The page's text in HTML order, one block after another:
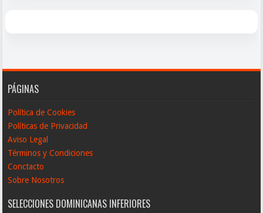
PÁGINAS
Política de Cookies
Políticas de Privacidad
Aviso Legal
Términos y Condiciones
Conctacto
Sobre Nosotros
SELECCIONES DOMINICANAS INFERIORES